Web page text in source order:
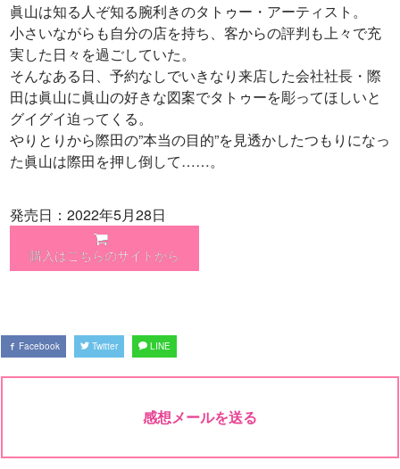
眞山は知る人ぞ知る腕利きのタトゥー・アーティスト。
小さいながらも自分の店を持ち、客からの評判も上々で充
実した日々を過ごしていた。
そんなある日、予約なしでいきなり来店した会社社長・際
田は眞山に眞山の好きな図案でタトゥーを彫ってほしいと
グイグイ迫ってくる。
やりとりから際田の”本当の目的”を見透かしたつもりになっ
た眞山は際田を押し倒して……。
発売日：2022年5月28日
購入はこちらのサイトから
Facebook Twitter LINE
感想メールを送る